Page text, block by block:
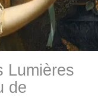
Lumières
de